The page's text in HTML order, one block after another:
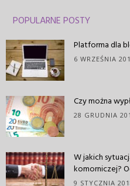
POPULARNE POSTY
Platforma dla
6 WRZEŚNIA
Czy można
28 GRUDNIA
W jakich
komorniczej?
9 STYCZNIA